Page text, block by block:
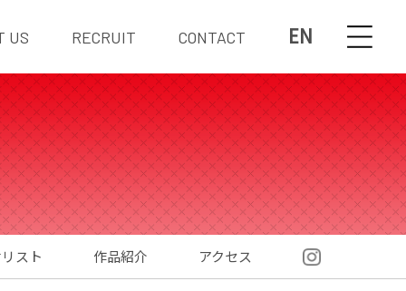
EN
US RECRUIT CONTACT
スト 作品紹介 アクセス